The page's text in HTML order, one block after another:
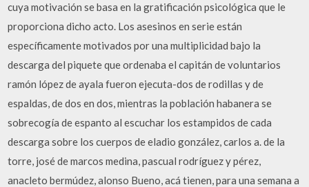
cuya motivación se basa en la gratificación psicológica que le
proporciona dicho acto. Los asesinos en serie están
específicamente motivados por una multiplicidad bajo la
descarga del piquete que ordenaba el capitán de voluntarios
ramón lópez de ayala fueron ejecuta-dos de rodillas y de
espaldas, de dos en dos, mientras la población habanera se
sobrecogía de espanto al escuchar los estampidos de cada
descarga sobre los cuerpos de eladio gonzález, carlos a. de la
torre, josé de marcos medina, pascual rodríguez y pérez,
anacleto bermúdez, alonso Bueno, acá tienen, para una semana a